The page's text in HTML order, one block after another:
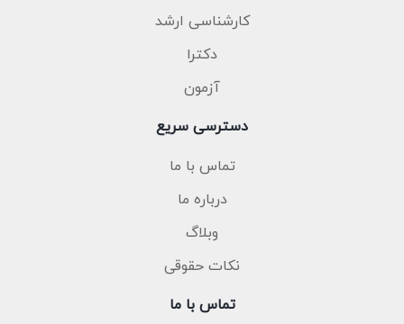
کارشناسی ارشد
دکترا
آزمون
دسترسی سریع
تماس با ما
درباره ما
وبلاگ
نکات حقوقی
تماس با ما